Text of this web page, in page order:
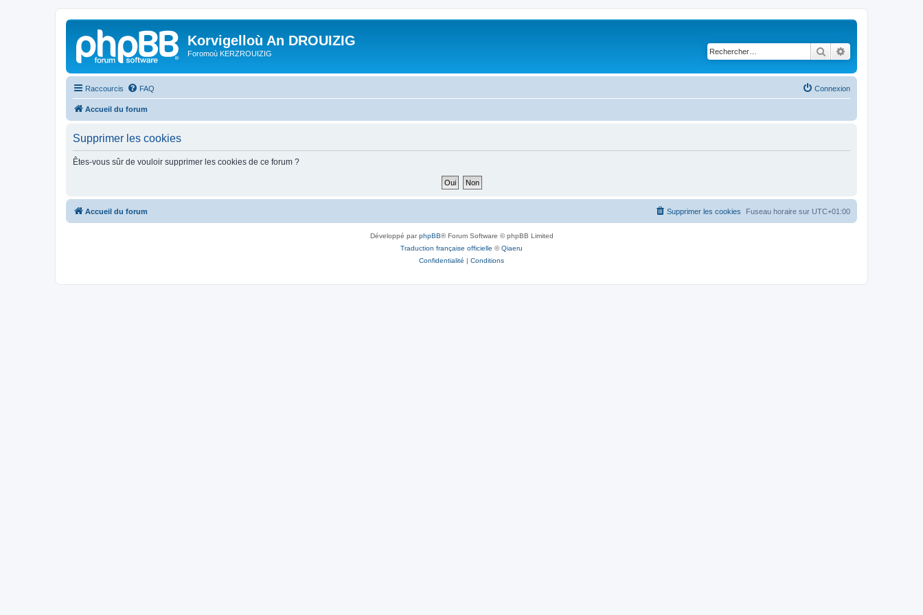
Korvigelloù An DROUIZIG
Foromoù KERZROUIZIG Rechercher
Raccourcis FAQ Connexion
Accueil du forum
Supprimer les cookies
Êtes-vous sûr de vouloir supprimer les cookies de ce forum ?
Accueil du forum Fuseau horaire sur UTC+01:00
Supprimer les cookies
Développé parphpBB® Forum Software © phpBB Limited
Traduction française officielle ©Qiaeru
Confidentialité | Conditions